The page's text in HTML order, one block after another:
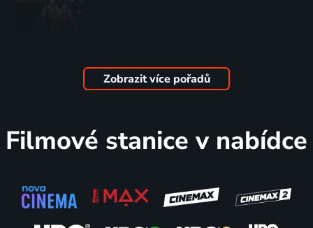
Zobrazit více pořadů
Filmové stanice v nabídce